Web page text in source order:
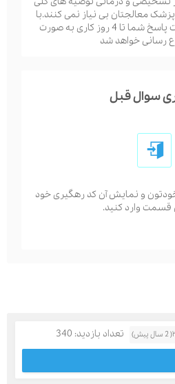
معالجتان بی نیاز نمی کنند.با
توجه به تعداد زیاد سوالات پاسخ شما تا 4 روز کاری به صورت
رسانی خواهد شد
سوال قبل
و نمایش آن کد رهگیری خود
قسمت وارد کنید.
تعداد بازدید: 340